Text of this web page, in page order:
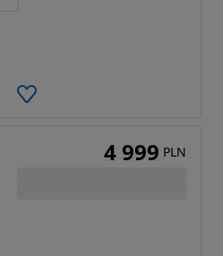
4 999 PLN